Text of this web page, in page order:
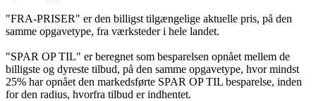
"FRA-PRISER" er den billigst tilgængelige aktuelle pris, på den
samme opgavetype, fra værksteder i hele landet.
"SPAR OP TIL" er beregnet som besparelsen opnået mellem de
billigste og dyreste tilbud, på den samme opgavetype, hvor mindst
25% har opnået den markedsførte SPAR OP TIL besparelse, inden
for den radius, hvorfra tilbud er indhentet.